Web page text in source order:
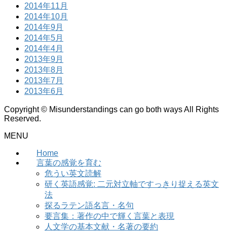
2014年11月
2014年10月
2014年9月
2014年5月
2014年4月
2013年9月
2013年8月
2013年7月
2013年6月
Copyright © Misunderstandings can go both ways All Rights
Reserved.
MENU
Home
言葉の感覚を育む
危うい英文読解
研く英語感覚: 二元対立軸ですっきり捉える英文
法
探るラテン語名言・名句
要言集：著作の中で輝く言葉と表現
人文学の基本文献・名著の要約